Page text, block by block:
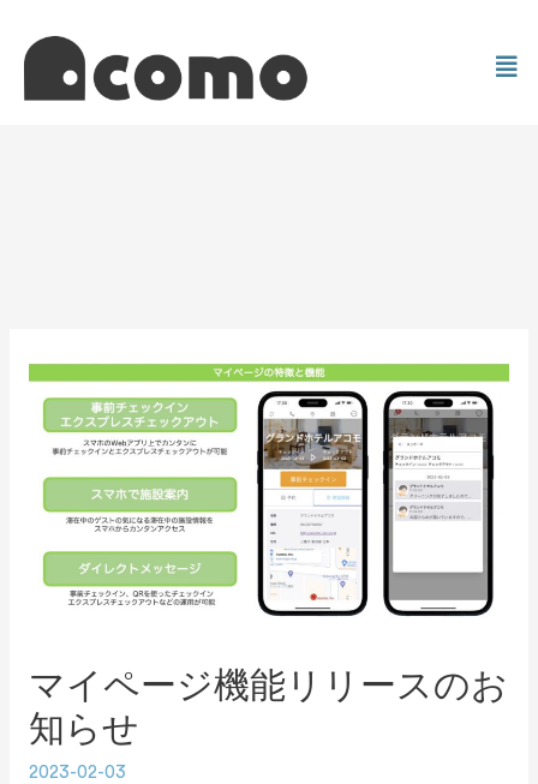
マイページ機能リリースのお
知らせ
2023-02-03